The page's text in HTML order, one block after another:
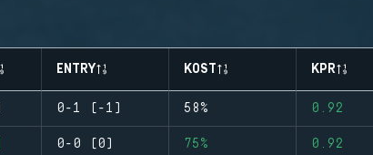
ENTRY KOST KPR
0-1 (-1) 58% 0.92
0-0 (0) 75% 0.92